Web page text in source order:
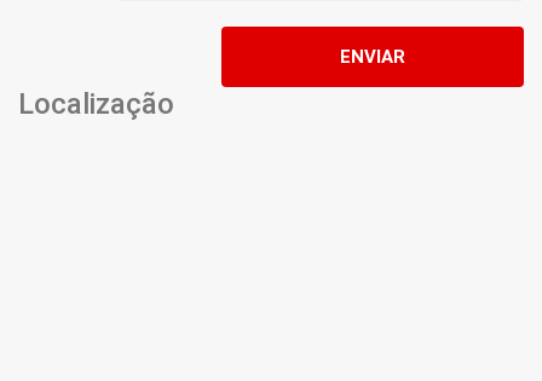
ENVIAR
Localização